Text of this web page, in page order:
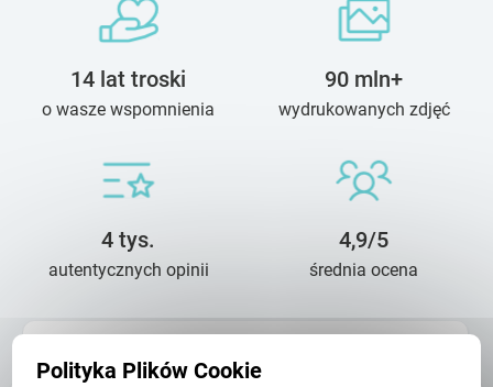
14 lat troski
o wasze wspomnienia
90 mln+
wydrukowanych zdjęć
4 tys.
autentycznych opinii
4,9/5
średnia ocena
17 Listopada
Polityka Plików Cookie